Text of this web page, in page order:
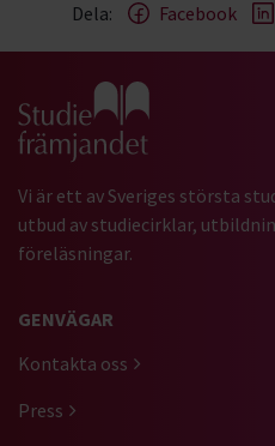
Dela: Facebook
Gå till studiefrämjandets
Vi är ett av Sveriges största
utbud av studiecirklar,
föreläsningar.
GENVÄGAR
Kontakta oss
Press